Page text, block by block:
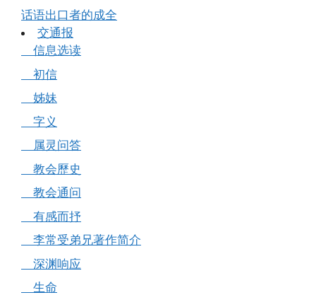
话语出口者的成全
交通报
信息选读
初信
姊妹
字义
属灵问答
教会歷史
教会通问
有感而抒
李常受弟兄著作简介
深渊响应
生命